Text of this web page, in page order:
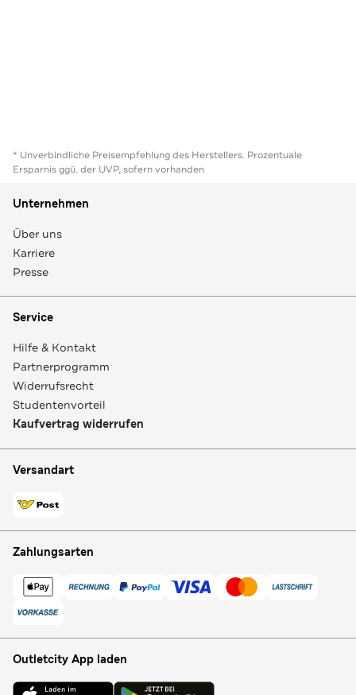
* Unverbindliche Preisempfehlung des Herstellers. Prozentuale
Ersparnis ggü. der UVP, sofern vorhanden
Unternehmen
Über uns
Karriere
Presse
Service
Hilfe & Kontakt
Partnerprogramm
Widerrufsrecht
Studentenvorteil
Kaufvertrag widerrufen
Versandart
Zahlungsarten
Outletcity App laden